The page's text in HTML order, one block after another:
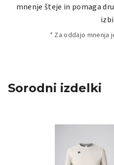
mnenje šteje in pomaga
* Za oddajo mnenja
Sorodni izdelki